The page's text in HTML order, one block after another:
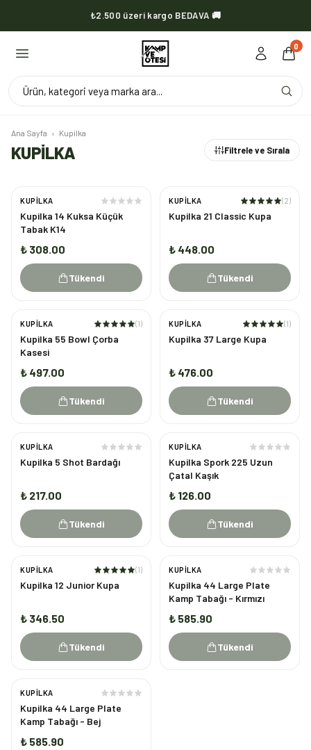
₺2.500 üzeri kargo BEDAVA 🚚
KVOX ürünlerinde kargo her zaman bedava 🔥
0
Ürün, kategori veya marka ara...
Ana Sayfa › Kupilka
KUPİLKA Filtrele ve Sırala
TÜKENDI
KUPILKA
Kupilka 14 Kuksa Küçük
Tabak K14
₺ 308.00
Tükendi
TÜKENDI
KUPILKA (2)
Kupilka 21 Classic Kupa
₺ 448.00
Tükendi
TÜKENDI
KUPILKA (1)
Kupilka 55 Bowl Çorba
Kasesi
₺ 497.00
Tükendi
TÜKENDI
KUPILKA (1)
Kupilka 37 Large Kupa
₺ 476.00
Tükendi
TÜKENDI
KUPILKA
Kupilka 5 Shot Bardağı
₺ 217.00
Tükendi
TÜKENDI
KUPILKA
Kupilka Spork 225 Uzun
Çatal Kaşık
₺ 126.00
Tükendi
TÜKENDI
KUPILKA (1)
Kupilka 12 Junior Kupa
₺ 346.50
Tükendi
TÜKENDI
KUPILKA
Kupilka 44 Large Plate
Kamp Tabağı - Kırmızı
₺ 585.90
Tükendi
TÜKENDI
KUPILKA
Kupilka 44 Large Plate
Kamp Tabağı - Bej
₺ 585.90